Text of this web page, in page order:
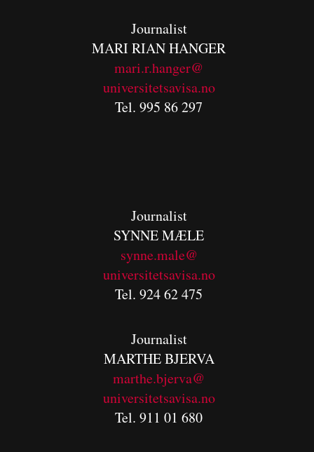
Journalist
MARI RIAN HANGER
mari.r.hanger@
universitetsavisa.no
Tel. 995 86 297
Journalist
SYNNE MÆLE
synne.male@
universitetsavisa.no
Tel. 924 62 475
Journalist
MARTHE BJERVA
marthe.bjerva@
universitetsavisa.no
Tel. 911 01 680